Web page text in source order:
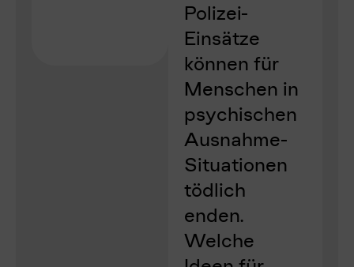
Polizei-
Einsätze
können für
Menschen in
psychischen
Ausnahme-
Situationen
tödlich
enden.
Welche